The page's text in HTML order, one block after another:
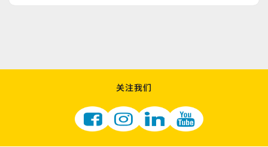
关注我们